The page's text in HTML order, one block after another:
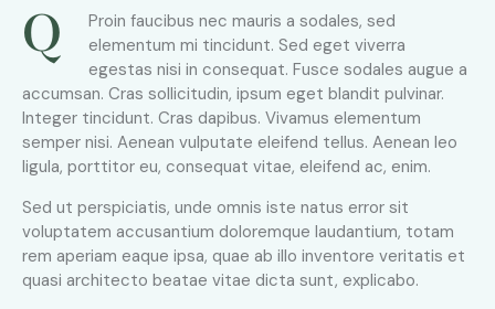
Q
Proin faucibus nec mauris a sodales, sed
elementum mi tincidunt. Sed eget viverra
egestas nisi in consequat. Fusce sodales augue a
accumsan. Cras sollicitudin, ipsum eget blandit pulvinar.
Integer tincidunt. Cras dapibus. Vivamus elementum
semper nisi. Aenean vulputate eleifend tellus. Aenean leo
ligula, porttitor eu, consequat vitae, eleifend ac, enim.
Sed ut perspiciatis, unde omnis iste natus error sit
voluptatem accusantium doloremque laudantium, totam
rem aperiam eaque ipsa, quae ab illo inventore veritatis et
quasi architecto beatae vitae dicta sunt, explicabo.